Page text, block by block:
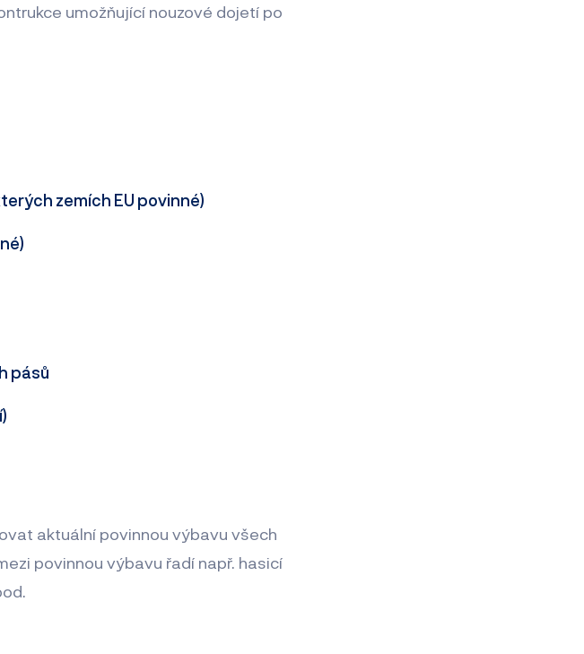
umožňující nouzové dojetí po
zemích EU povinné)
pásů
aktuální povinnou výbavu všech
povinnou výbavu řadí např. hasicí